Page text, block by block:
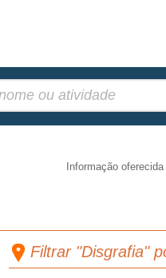
Informação oferecida
Filtrar "Disgrafia"